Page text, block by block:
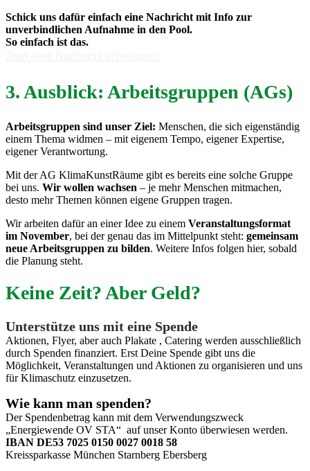
Schick uns dafür einfach eine Nachricht mit Info zur
unverbindlichen Aufnahme in den Pool.
So einfach ist das.
Jetzt eine Nachricht schreiben
3. Ausblick: Arbeitsgruppen (AGs)
Arbeitsgruppen sind unser Ziel: Menschen, die sich eigenständig
einem Thema widmen – mit eigenem Tempo, eigener Expertise,
eigener Verantwortung.
Mit der AG KlimaKunstRäume gibt es bereits eine solche Gruppe
bei uns. Wir wollen wachsen – je mehr Menschen mitmachen,
desto mehr Themen können eigene Gruppen tragen.
Wir arbeiten dafür an einer Idee zu einem Veranstaltungsformat
im November, bei der genau das im Mittelpunkt steht: gemeinsam
neue Arbeitsgruppen zu bilden. Weitere Infos folgen hier, sobald
die Planung steht.
Keine Zeit? Aber Geld?
Unterstütze uns mit eine Spende
Aktionen, Flyer, aber auch Plakate , Catering werden ausschließlich
durch Spenden finanziert. Erst Deine Spende gibt uns die
Möglichkeit, Veranstaltungen und Aktionen zu organisieren und uns
für Klimaschutz einzusetzen.
Wie kann man spenden?
Der Spendenbetrag kann mit dem Verwendungszweck
„Energiewende OV STA“ auf unser Konto überwiesen werden.
IBAN DE53 7025 0150 0027 0018 58
Kreissparkasse München Starnberg Ebersberg